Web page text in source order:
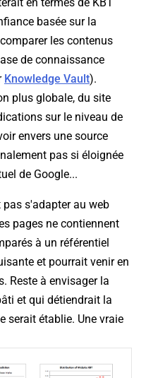
basée sur la
les contenus
de connaissance
Knowledge Vault).
plus globale, du site
sur le niveau de
envers une source
pas si éloignée
de Google...
pas s'adapter au web
pages ne contiennent
à un référentiel
et pourrait venir en
Reste à envisager la
et qui détiendrait la
serait établie. Une vraie